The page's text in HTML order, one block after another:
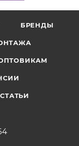
БРЕНДЫ
СТАТЬИ